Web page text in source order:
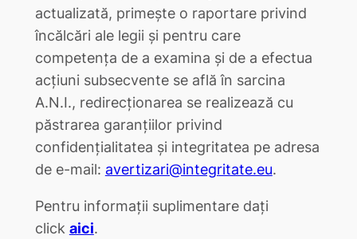
actualizată, primește o raportare privind
încălcări ale legii și pentru care
competența de a examina și de a efectua
acțiuni subsecvente se află în sarcina
A.N.I., redirecționarea se realizează cu
păstrarea garanțiilor privind
confidențialitatea și integritatea pe adresa
de e-mail: avertizari@integritate.eu.
Pentru informații suplimentare dați
click aici.